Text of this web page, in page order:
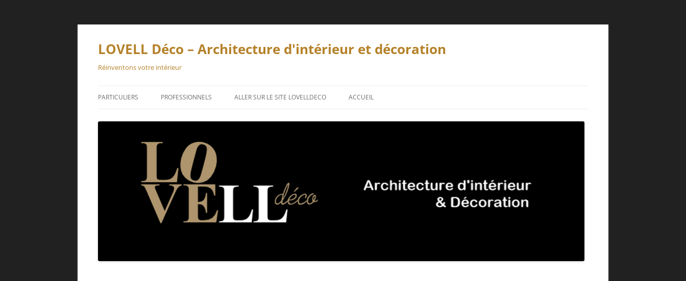
Aller
LOVELL Déco – Architecture d'intérieur et décoration
Réinventons votre intérieur
PARTICULIERS PROFESSIONNELS ALLER SUR LE SITE LOVELLDECO ACCUEIL